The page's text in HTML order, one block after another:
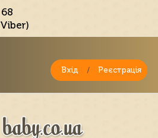
Вхід / Реєстрація